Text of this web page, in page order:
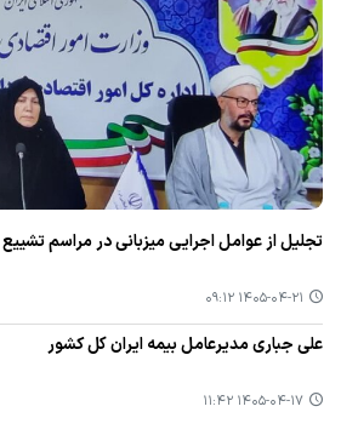
تجلیل از عوامل اجرایی میزبانی در مراسم
۱۴۰۵-۰۴-۲۱ ۰۹:۱۲
علی جباری مدیرعامل بیمه ایران کل کشور
۱۴۰۵-۰۴-۱۷ ۱۱:۴۲